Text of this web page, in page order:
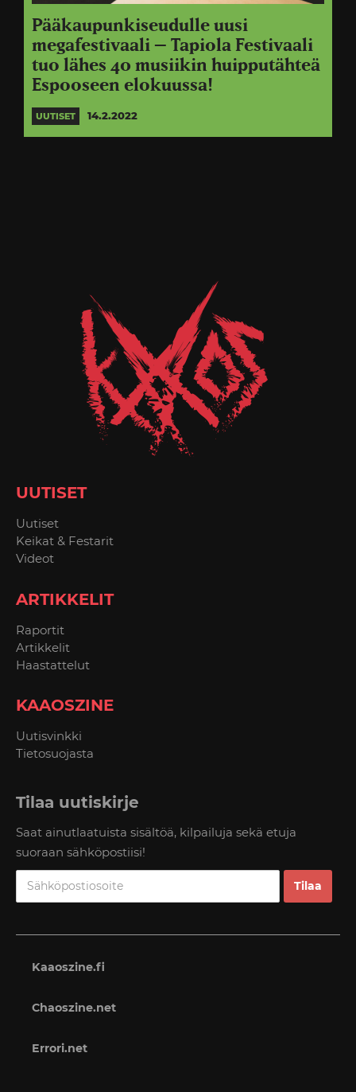
Pääkaupunkiseudulle uusi
megafestivaali – Tapiola Festivaali
tuo lähes 40 musiikin huipputähteä
Espooseen elokuussa!
UUTISET 14.2.2022
UUTISET
Uutiset
Keikat & Festarit
Videot
ARTIKKELIT
Raportit
Artikkelit
Haastattelut
KAAOSZINE
Uutisvinkki
Tietosuojasta
Tilaa uutiskirje
Saat ainutlaatuista sisältöä, kilpailuja sekä etuja
suoraan sähköpostiisi!
Kaaoszine.fi
Chaoszine.net
Errori.net